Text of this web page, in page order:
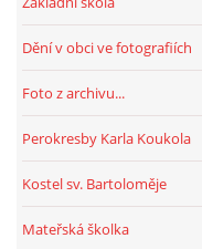
Dění v obci ve fotografiích
Foto z archivu...
Perokresby Karla Koukola
Kostel sv. Bartoloměje
Mateřská školka